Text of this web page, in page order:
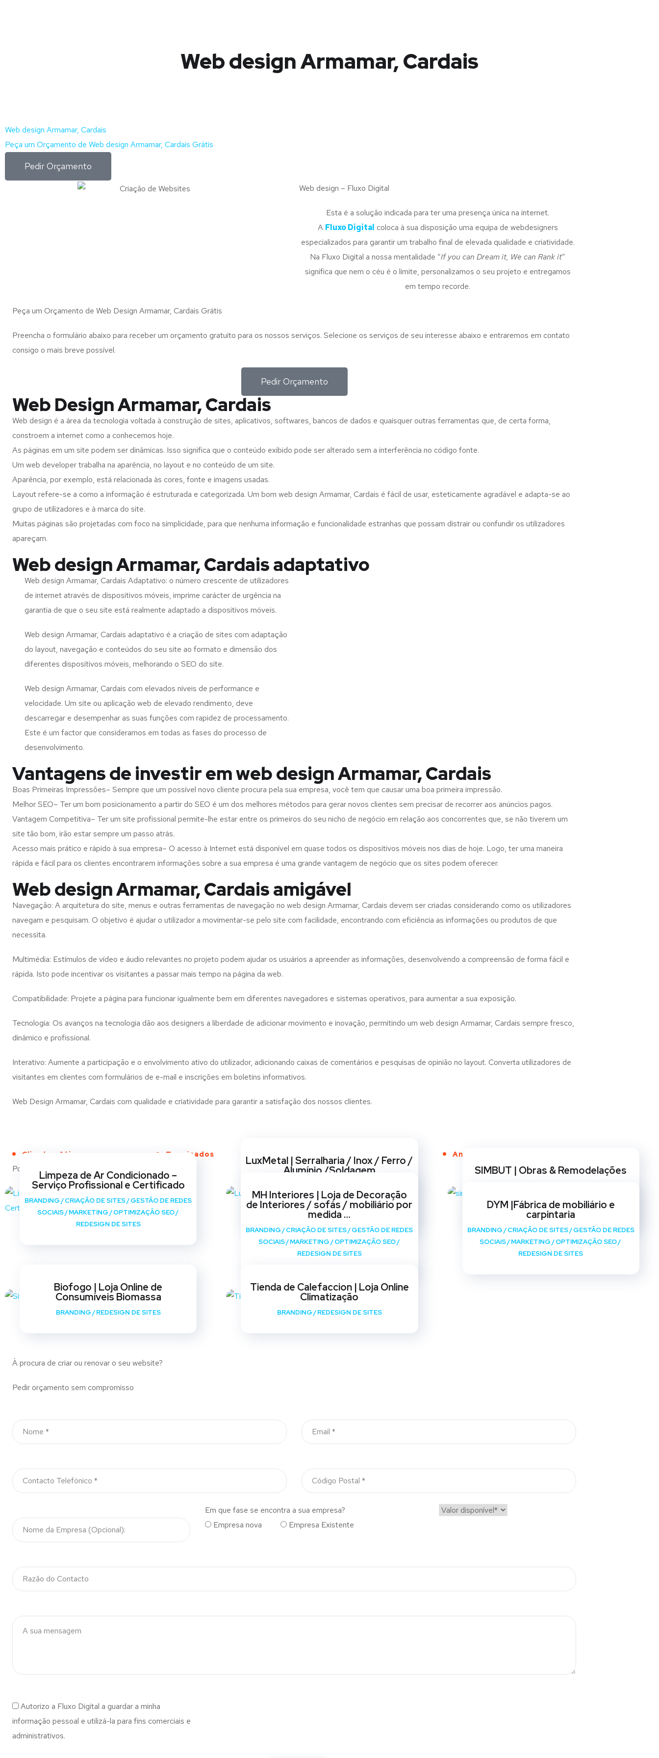
Web design Armamar, Cardais
Web design Armamar, Cardais
Peça um Orçamento de Web design Armamar, Cardais Grátis
Pedir Orçamento
Web design – Fluxo Digital
Esta é a solução indicada para ter uma presença única na internet.
A Fluxo Digital coloca à sua disposição uma equipa de webdesigners
especializados para garantir um trabalho final de elevada qualidade e criatividade.
Na Fluxo Digital a nossa mentalidade “If you can Dream it, We can Rank it”
significa que nem o céu é o limite, personalizamos o seu projeto e entregamos
em tempo recorde.
Peça um Orçamento de Web Design Armamar, Cardais Grátis
Preencha o formulário abaixo para receber um orçamento gratuito para os nossos serviços. Selecione os serviços de seu interesse abaixo e entraremos em contato
consigo o mais breve possível.
Pedir Orçamento
Web Design Armamar, Cardais
Web design é a área da tecnologia voltada à construção de sites, aplicativos, softwares, bancos de dados e quaisquer outras ferramentas que, de certa forma,
constroem a internet como a conhecemos hoje.
As páginas em um site podem ser dinâmicas. Isso significa que o conteúdo exibido pode ser alterado sem a interferência no código fonte.
Um web developer trabalha na aparência, no layout e no conteúdo de um site.
Aparência, por exemplo, está relacionada às cores, fonte e imagens usadas.
Layout refere-se a como a informação é estruturada e categorizada. Um bom web design Armamar, Cardais é fácil de usar, esteticamente agradável e adapta-se ao
grupo de utilizadores e à marca do site.
Muitas páginas são projetadas com foco na simplicidade, para que nenhuma informação e funcionalidade estranhas que possam distrair ou confundir os utilizadores
apareçam.
Web design Armamar, Cardais adaptativo
Web design Armamar, Cardais Adaptativo: o número crescente de utilizadores
de internet através de dispositivos móveis, imprime carácter de urgência na
garantia de que o seu site está realmente adaptado a dispositivos móveis.
Web design Armamar, Cardais adaptativo é a criação de sites com adaptação
do layout, navegação e conteúdos do seu site ao formato e dimensão dos
diferentes dispositivos móveis, melhorando o SEO do site.
Web design Armamar, Cardais com elevados níveis de performance e
velocidade. Um site ou aplicação web de elevado rendimento, deve
descarregar e desempenhar as suas funções com rapidez de processamento.
Este é um factor que consideramos em todas as fases do processo de
desenvolvimento.
Vantagens de investir em web design Armamar, Cardais
Boas Primeiras Impressões– Sempre que um possível novo cliente procura pela sua empresa, você tem que causar uma boa primeira impressão.
Melhor SEO– Ter um bom posicionamento a partir do SEO é um dos melhores métodos para gerar novos clientes sem precisar de recorrer aos anúncios pagos.
Vantagem Competitiva– Ter um site profissional permite-lhe estar entre os primeiros do seu nicho de negócio em relação aos concorrentes que, se não tiverem um
site tão bom, irão estar sempre um passo atrás.
Acesso mais prático e rápido à sua empresa– O acesso à Internet está disponível em quase todos os dispositivos móveis nos dias de hoje. Logo, ter uma maneira
rápida e fácil para os clientes encontrarem informações sobre a sua empresa é uma grande vantagem de negócio que os sites podem oferecer.
Web design Armamar, Cardais amigável
Navegação: A arquitetura do site, menus e outras ferramentas de navegação no web design Armamar, Cardais devem ser criadas considerando como os utilizadores
navegam e pesquisam. O objetivo é ajudar o utilizador a movimentar-se pelo site com facilidade, encontrando com eficiência as informações ou produtos de que
necessita.
Multimédia: Estímulos de vídeo e áudio relevantes no projeto podem ajudar os usuários a apreender as informações, desenvolvendo a compreensão de forma fácil e
rápida. Isto pode incentivar os visitantes a passar mais tempo na página da web.
Compatibilidade: Projete a página para funcionar igualmente bem em diferentes navegadores e sistemas operativos, para aumentar a sua exposição.
Tecnologia: Os avanços na tecnologia dão aos designers a liberdade de adicionar movimento e inovação, permitindo um web design Armamar, Cardais sempre fresco,
dinâmico e profissional.
Interativo: Aumente a participação e o envolvimento ativo do utilizador, adicionando caixas de comentários e pesquisas de opinião no layout. Converta utilizadores de
visitantes em clientes com formulários de e-mail e inscrições em boletins informativos.
Web Design Armamar, Cardais com qualidade e criatividade para garantir a satisfação dos nossos clientes.
Clientes Ativos Terminados Anos de Serviço
Portfólio
Limpeza de Ar Condicionado –
Serviço Profissional e Certificado
BRANDING/CRIAÇÃO DE SITES/GESTÃO DE REDES
SOCIAIS/MARKETING/OPTIMIZAÇÃO SEO/
REDESIGN DE SITES
LuxMetal | Serralharia / Inox / Ferro /
Alumínio /Soldagem
SOCIAIS/ MARKETING/OPTIMIZAÇÃO SEO/
REDESIGN DE SITES
SIMBUT | Obras & Remodelações
REDESIGN DE SITES
MH Interiores | Loja de Decoração
de Interiores / sofás / mobiliário por
medida …
BRANDING /CRIAÇÃO DE SITES/GESTÃO DE REDES
SOCIAIS/MARKETING/OPTIMIZAÇÃO SEO/
REDESIGN DE SITES
DYM |Fábrica de mobiliário e
carpintaria
BRANDING/CRIAÇÃO DE SITES/GESTÃO DE REDES
SOCIAIS/MARKETING/OPTIMIZAÇÃO SEO/
REDESIGN DE SITES
Biofogo | Loja Online de
Consumíveis Biomassa
BRANDING/REDESIGN DE SITES
Tienda de Calefaccion | Loja Online
Climatização
BRANDING/REDESIGN DE SITES
À procura de criar ou renovar o seu website?
Pedir orçamento sem compromisso
Em que fase se encontra a sua empresa?
Empresa nova
Empresa Existente
Autorizo a Fluxo Digital a guardar a minha
informação pessoal e utilizá-la para fins comerciais e
administrativos.